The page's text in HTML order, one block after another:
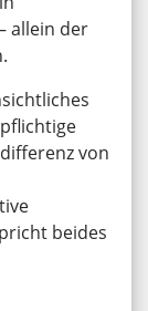
allein der
von
beides